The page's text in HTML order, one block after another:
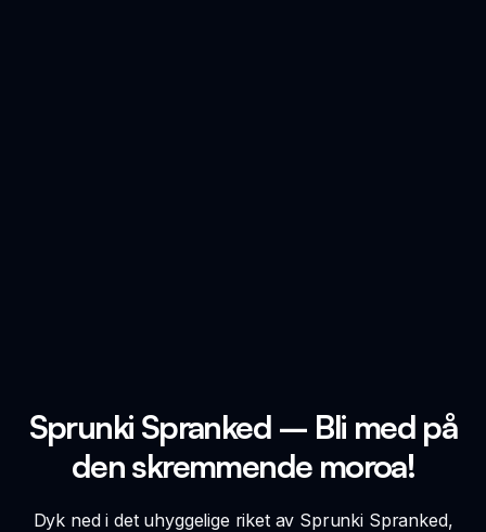
Sprunki Spranked – Bli med på
den skremmende moroa!
Dyk ned i det uhyggelige riket av Sprunki Spranked,